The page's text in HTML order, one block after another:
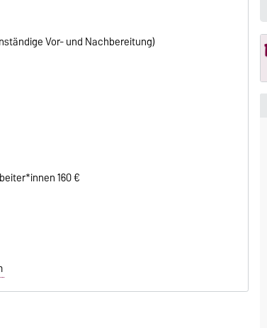
Vor- und Nachbereitung)
160 €